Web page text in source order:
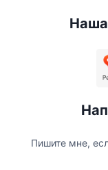
Наша
Пишите мне,